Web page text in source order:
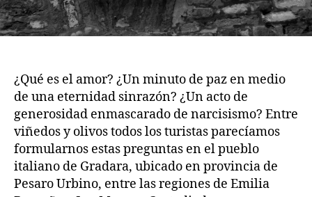
¿Qué es el amor? ¿Un minuto de paz en medio
de una eternidad sinrazón? ¿Un acto de
generosidad enmascarado de narcisismo? Entre
viñedos y olivos todos los turistas parecíamos
formularnos estas preguntas en el pueblo
italiano de Gradara, ubicado en provincia de
Pesaro Urbino, entre las regiones de Emilia